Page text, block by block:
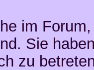
im
Sie
zu